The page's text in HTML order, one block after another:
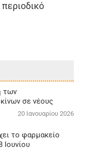
των
σε νέους
20 Ιανουαρίου 2026
το φαρμακείο
Ιουνίου